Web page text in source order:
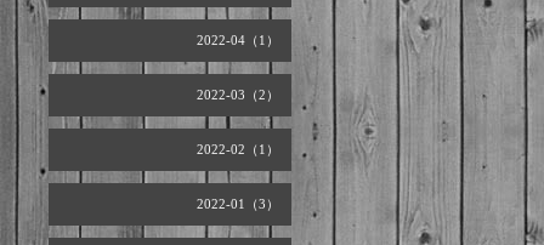
2022-04（1）
2022-03（2）
2022-02（1）
2022-01（3）